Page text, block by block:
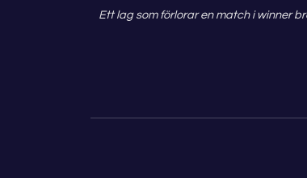
Ett lag som förlorar en match i winner